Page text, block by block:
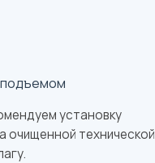
подъемом
установку
очищенной технической